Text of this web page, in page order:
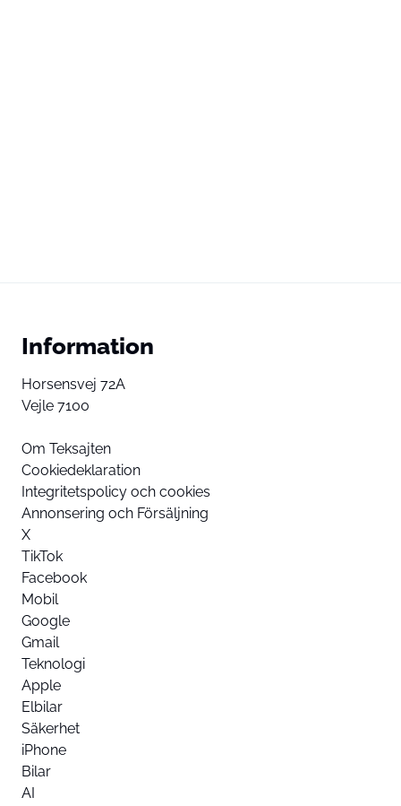
Information
Horsensvej 72A
Vejle 7100
Om Teksajten
Cookiedeklaration
Integritetspolicy och cookies
Annonsering och Försäljning
X
TikTok
Facebook
Mobil
Google
Gmail
Teknologi
Apple
Elbilar
Säkerhet
iPhone
Bilar
AI